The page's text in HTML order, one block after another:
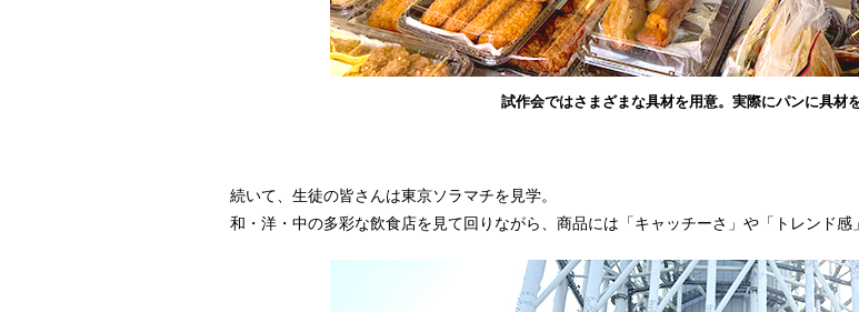
試作会ではさまざまな具材を用意。実際にパンに具材
続いて、生徒の皆さんは東京ソラマチを見学。
和・洋・中の多彩な飲食店を見て回りながら、商品には「キャッチーさ」や「トレンド感